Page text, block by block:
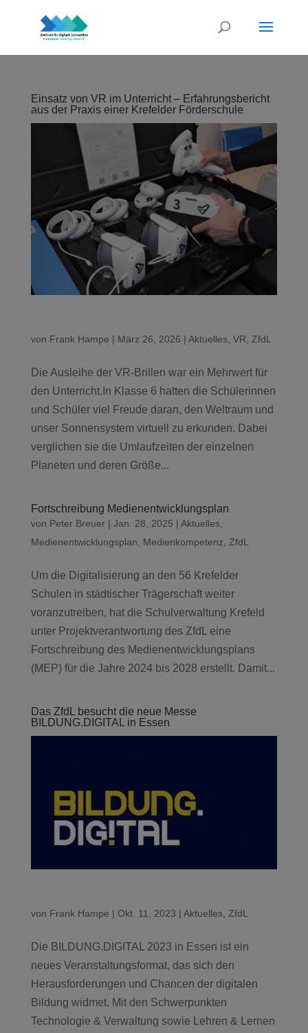
Einsatz von VR im Unterricht – Erfahrungsbericht
aus der Praxis einer Krefelder Förderschule
von Frank Hampe | März 26, 2026 | Aktuelles, VR ZfdL
Die Ausleihe der VR-Brillen war ein Mehrwert für
den Unterricht.In Klasse 6 hatten die Schülerinnen
und Schüler viel Freude daran, den Weltraum und
unser Sonnensystem virtuell zu erkunden. Dabei
verglichen sie die Umlaufzeiten der einzelnen
Planeten und deren Größe...
Fortschreibung Medienentwicklungsplan
von Peter Breuer| Jan. 28, 2025 | Aktuelles,
Medienentwicklungsplan
Medienkompetenz ZfdL
Um die Digitalisierung an den 56 Krefelder
Schulen in städtischer Trägerschaft weiter
voranzutreiben, hat die Schulverwaltung Krefeld
unter Projektverantwortung des ZfdL eine
Fortschreibung des Medienentwicklungsplans
(MEP) für die Jahre 2024 bis 2028 erstellt. Damit...
Das ZfdL besucht die neue Messe
BILDUNG.DIGITAL in Essen
von Frank Hampe | Okt. 11, 2023 | Aktuelles, ZfdL
Die BILDUNG.DIGITAL 2023 in Essen ist ein
neues Veranstaltungsformat, das sich den
Herausforderungen und Chancen der digitalen
Bildung widmet. Mit den Schwerpunkten
Technologie & Verwaltung sowie Lehren & Lernen